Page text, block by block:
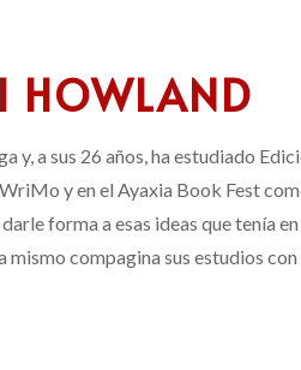
HOWLAND
a sus 26 años, ha estudiado
y en el Ayaxia Book Fest
forma a esas ideas que tenía
mismo compagina sus estudios